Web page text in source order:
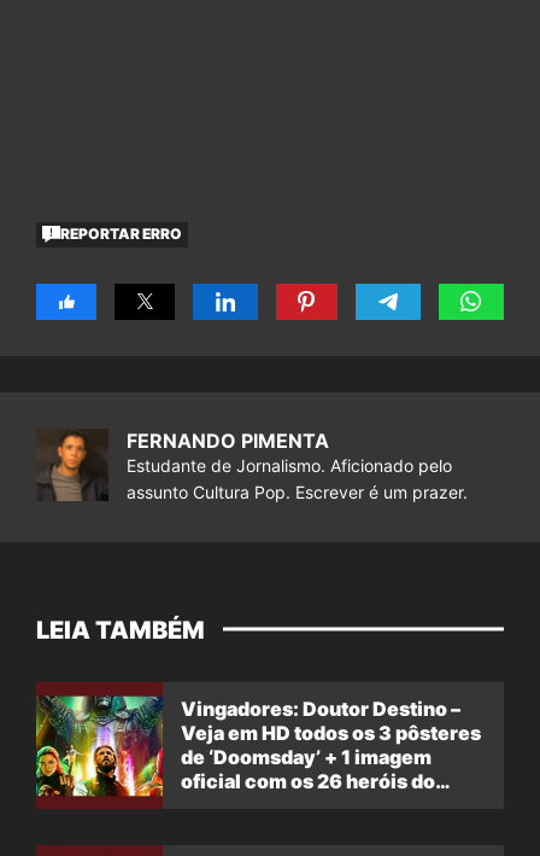
REPORTAR ERRO
FERNANDO PIMENTA
Estudante de Jornalismo. Aficionado pelo
assunto Cultura Pop. Escrever é um prazer.
LEIA TAMBÉM
Vingadores: Doutor Destino –
Veja em HD todos os 3 pôsteres
de ‘Doomsday’ + 1 imagem
oficial com os 26 heróis do